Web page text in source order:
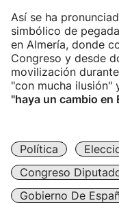
Así se ha
simbólico de
en Almería, donde
Congreso y desde
movilización
"con mucha ilusión"
"haya un cambio en
Política
Congreso
Gobierno De